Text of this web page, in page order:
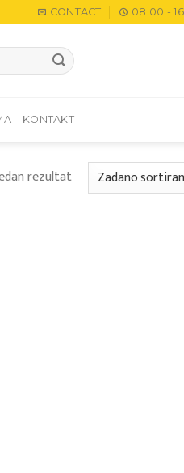
CONTACT 08:00 -
KONTAKT
rezultat